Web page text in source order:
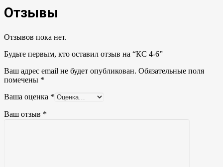
Отзывы
Отзывов пока нет.
Будьте первым, кто оставил отзыв на “КС 4-6”
Ваш адрес email не будет опубликован. Обязательные поля
помечены *
Ваша оценка *
Ваш отзыв *